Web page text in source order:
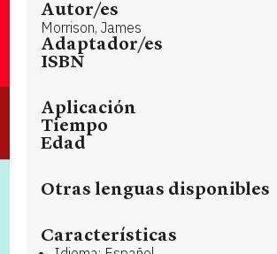
Autor/es
Morrison, James
Adaptador/es
ISBN
Aplicación
Tiempo
Edad
Otras lenguas disponibles
Características